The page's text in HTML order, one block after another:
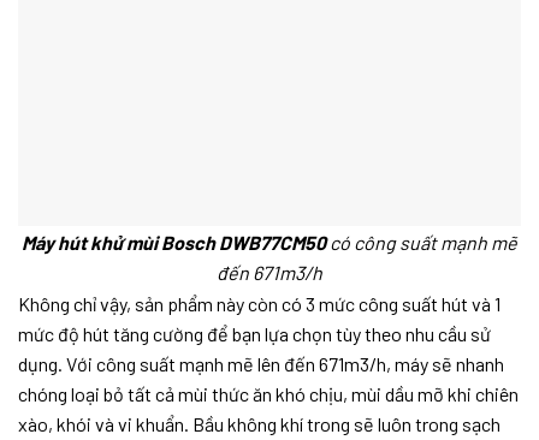
Máy hút khử mùi Bosch DWB77CM50có công suất mạnh mẽ
đến 671m3/h
Không chỉ vậy, sản phẩm này còn có 3 mức công suất hút và 1
mức độ hút tăng cường để bạn lựa chọn tùy theo nhu cầu sử
dụng. Với công suất mạnh mẽ lên đến 671m3/h, máy sẽ nhanh
chóng loại bỏ tất cả mùi thức ăn khó chịu, mùi dầu mỡ khi chiên
xào, khói và vi khuẩn. Bầu không khí trong sẽ luôn trong sạch